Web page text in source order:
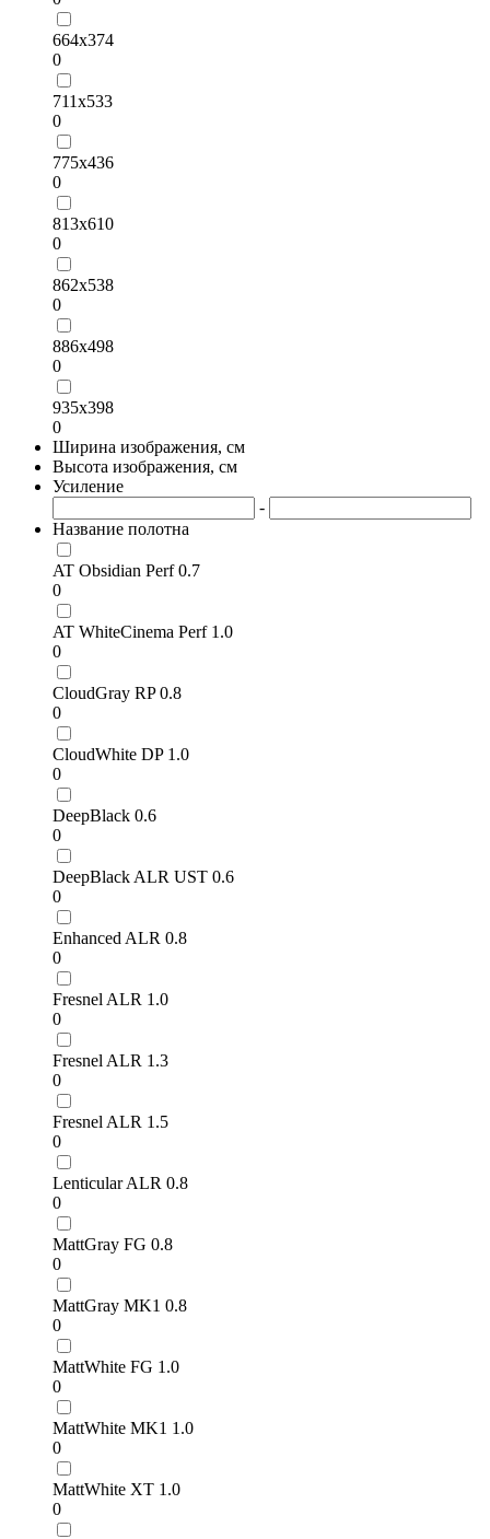
664х374
0
711х533
0
775х436
0
813х610
0
862х538
0
886х498
0
935х398
0
Ширина изображения, см
Высота изображения, см
Усиление
-
Название полотна
AT Obsidian Perf 0.7
0
AT WhiteCinema Perf 1.0
0
CloudGray RP 0.8
0
CloudWhite DP 1.0
0
DeepBlack 0.6
0
DeepBlack ALR UST 0.6
0
Enhanced ALR 0.8
0
Fresnel ALR 1.0
0
Fresnel ALR 1.3
0
Fresnel ALR 1.5
0
Lenticular ALR 0.8
0
MattGray FG 0.8
0
MattGray MK1 0.8
0
MattWhite FG 1.0
0
MattWhite MK1 1.0
0
MattWhite XT 1.0
0